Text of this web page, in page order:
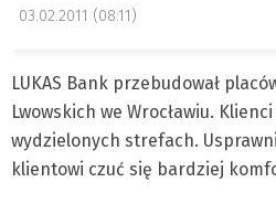
03.02.2011 (08:11)
LUKAS Bank przebudował
Lwowskich we Wrocławiu.
wydzielonych strefach.
klientowi czuć się bardziej